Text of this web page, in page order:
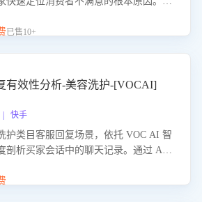
原因，明确责任归属，提供可落地的改
意度和店铺整体服务质量。
已售10+
有效性分析-美容洗护-[VOCAI]
快手
护类目客服回复场景，依托 VOC AI 智
剖析买家会话中的聊天记录。通过 AI
，输出针对性改进策略，助力商家快速